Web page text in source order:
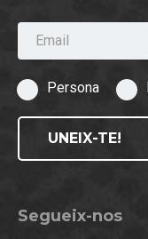
Email
Persona
UNEIX-TE!
Segueix-nos